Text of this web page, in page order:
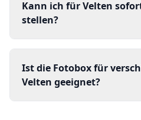
Kann ich für Velten
stellen?
Ist die Fotobox für
Velten geeignet?